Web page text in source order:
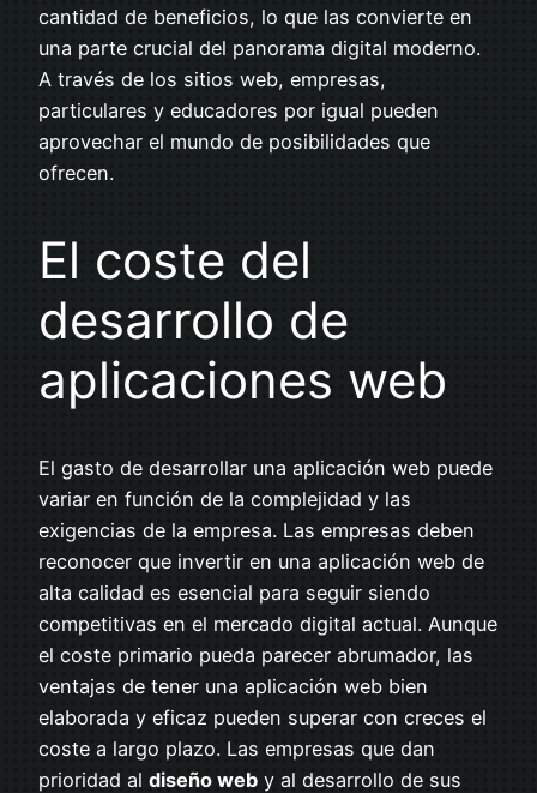
cantidad de beneficios, lo que las convierte en
una parte crucial del panorama digital moderno.
A través de los sitios web, empresas,
particulares y educadores por igual pueden
aprovechar el mundo de posibilidades que
ofrecen.
El coste del
desarrollo de
aplicaciones web
El gasto de desarrollar una aplicación web puede
variar en función de la complejidad y las
exigencias de la empresa. Las empresas deben
reconocer que invertir en una aplicación web de
alta calidad es esencial para seguir siendo
competitivas en el mercado digital actual. Aunque
el coste primario pueda parecer abrumador, las
ventajas de tener una aplicación web bien
elaborada y eficaz pueden superar con creces el
coste a largo plazo. Las empresas que dan
prioridad al diseño web y al desarrollo de sus